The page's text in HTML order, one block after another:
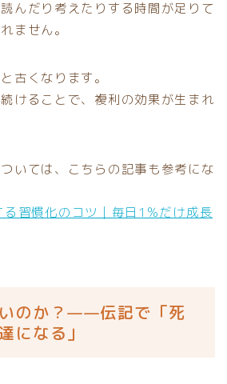
んだり考えたりする時間が足りて
ません。
古くなります。
けることで、複利の効果が生まれ
いては、こちらの記事も参考にな
習慣化のコツ｜毎日1％だけ成長
のか？——伝記で「死
になる」